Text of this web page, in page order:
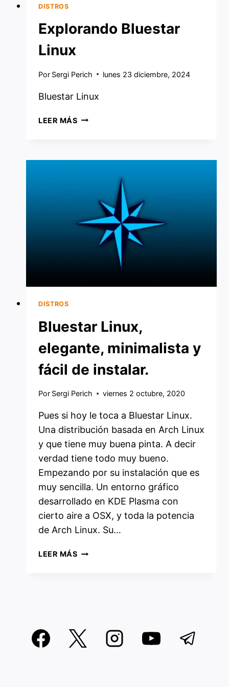
DISTROS
Explorando Bluestar
Linux
Por Sergi Perich lunes 23 diciembre, 2024
Bluestar Linux
LEER MÁSEXPLORANDO
DISTROS
Bluestar Linux,
elegante, minimalista y
fácil de instalar.
Por Sergi Perich viernes 2 octubre, 2020
Pues si hoy le toca a Bluestar Linux.
Una distribución basada en Arch Linux
y que tiene muy buena pinta. A decir
verdad tiene todo muy bueno.
Empezando por su instalación que es
muy sencilla. Un entorno gráfico
desarrollado en KDE Plasma con
cierto aire a OSX, y toda la potencia
de Arch Linux. Su…
LEER MÁSBLUESTAR
INSTALAR.